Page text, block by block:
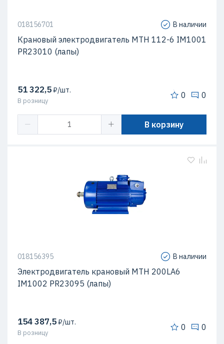
018156701 В наличии
Крановый электродвигатель МТН 112-6 IM1001
PR23010 (лапы)
51 322,5₽/шт.
В розницу
0 0
В корзину
018156395 В наличии
Электродвигатель крановый MTH 200LА6
IM1002 PR23095 (лапы)
154 387,5₽/шт.
В розницу
0 0